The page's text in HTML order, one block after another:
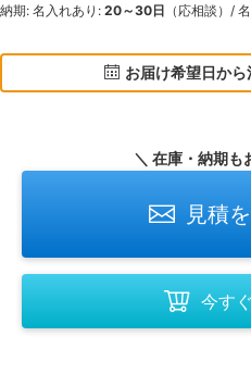
納期: 名入れあり: 20～30日 （応相談）/
お届け希望日か
＼ 在庫・納期も
見積
今す